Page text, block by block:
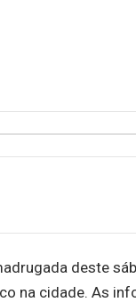
deste
na cidade. As